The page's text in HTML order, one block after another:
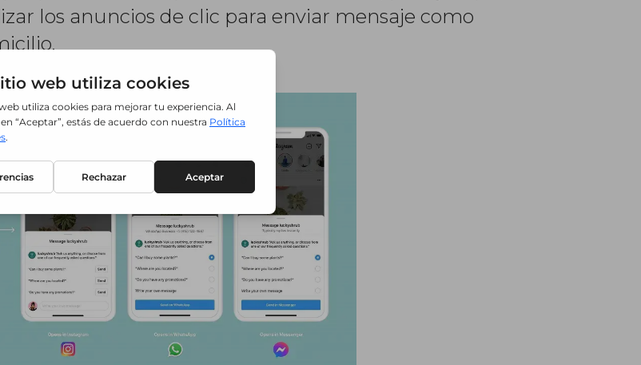
los anuncios de clic para enviar mensaje como